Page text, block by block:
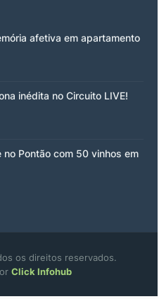
afetiva em apartamento
inédita no Circuito LIVE!
no Pontão com 50 vinhos em
os direitos reservados.
Click Infohub